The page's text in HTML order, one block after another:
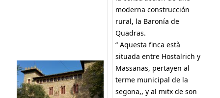
moderna construcción
rural, la Baronía de
Quadras.
“ Aquesta finca està
situada entre Hostalrich y
Massanas, pertayen al
terme municipal de la
segona,, y al mitx de son